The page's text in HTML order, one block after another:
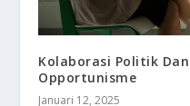
Kolaborasi Politik
Opportunisme
Januari 12, 2025